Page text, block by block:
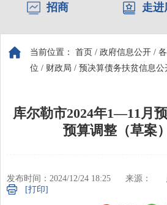
招商 走进
当前位置： 首页 / 政府信息公开 /
位 / 财政局 / 预决算债务扶贫信息公
库尔勒市2024年1—11月
预算调整（草案
发布时间：2024/12/24 18:25 来源：
[打印]